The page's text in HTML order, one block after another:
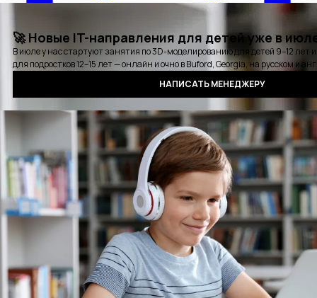
Карьерная консультация
Выбрать удобное время для звонка
СтажировкиДетские курсыБлог События
ОтзывыВыпускники
КонтактыОплатаСертификатВопросы и ответы
Аудиокнига QAПолитика конфиденциальности